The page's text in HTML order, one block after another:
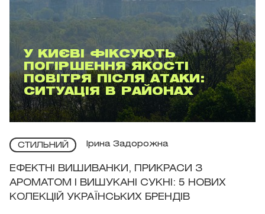
У КИЄВІ ФІКСУЮТЬ
ПОГІРШЕННЯ ЯКОСТІ
ПОВІТРЯ ПІСЛЯ АТАКИ:
СИТУАЦІЯ В РАЙОНАХ
СТИЛЬНИЙ Ірина Задорожна
ЕФЕКТНІ ВИШИВАНКИ, ПРИКРАСИ З
АРОМАТОМ І ВИШУКАНІ СУКНІ: 5 НОВИХ
КОЛЕКЦІЙ УКРАЇНСЬКИХ БРЕНДІВ